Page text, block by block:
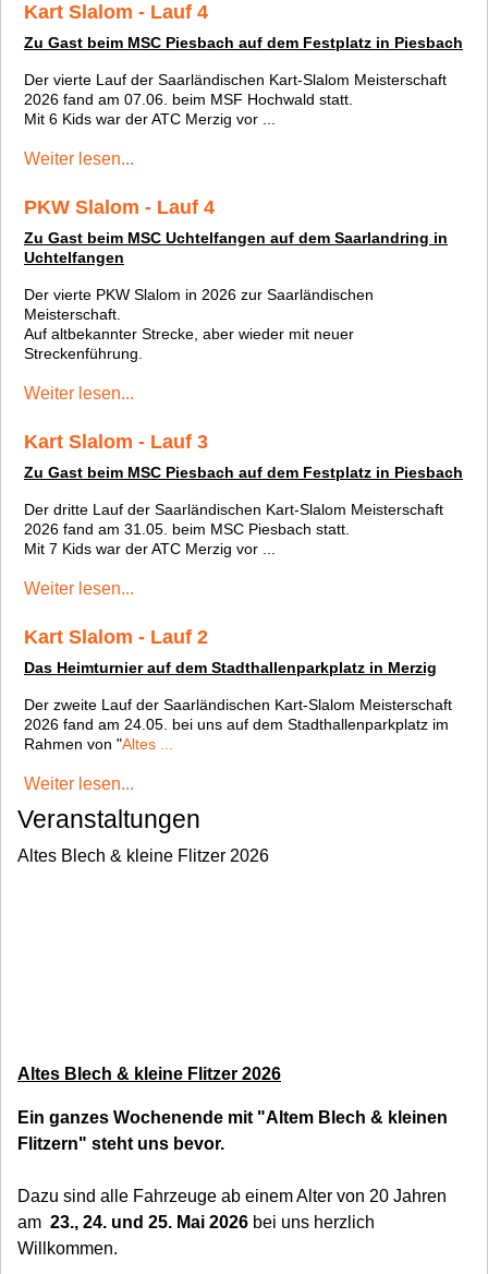
Kart Slalom - Lauf 4
Zu Gast beim MSC Piesbach auf dem Festplatz in Piesbach
Der vierte Lauf der Saarländischen Kart-Slalom Meisterschaft
2026 fand am 07.06. beim MSF Hochwald statt.
Mit 6 Kids war der ATC Merzig vor ...
Weiter lesen...
PKW Slalom - Lauf 4
Zu Gast beim MSC Uchtelfangen auf dem Saarlandring in
Uchtelfangen
Der vierte PKW Slalom in 2026 zur Saarländischen
Meisterschaft.
Auf altbekannter Strecke, aber wieder mit neuer
Streckenführung.
Weiter lesen...
Kart Slalom - Lauf 3
Zu Gast beim MSC Piesbach auf dem Festplatz in Piesbach
Der dritte Lauf der Saarländischen Kart-Slalom Meisterschaft
2026 fand am 31.05. beim MSC Piesbach statt.
Mit 7 Kids war der ATC Merzig vor ...
Weiter lesen...
Kart Slalom - Lauf 2
Das Heimturnier auf dem Stadthallenparkplatz in Merzig
Der zweite Lauf der Saarländischen Kart-Slalom Meisterschaft
2026 fand am 24.05. bei uns auf dem Stadthallenparkplatz im
Rahmen von "Altes ...
Weiter lesen...
Veranstaltungen
Altes Blech & kleine Flitzer 2026
Altes Blech & kleine Flitzer 2026
Ein ganzes Wochenende mit "Altem Blech & kleinen
Flitzern" steht uns bevor.
Dazu sind alle Fahrzeuge ab einem Alter von 20 Jahren
am 23., 24. und 25. Mai 2026 bei uns herzlich
Willkommen.